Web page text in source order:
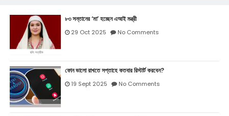
৮৩ সন্তানের ‘মা’ হচ্ছেন এআই মন্ত্রী
29 Oct 2025 No Comments
ফোন ভালো রাখতে সপ্তাহে কতবার রিস্টার্ট করবেন?
19 Sept 2025 No Comments